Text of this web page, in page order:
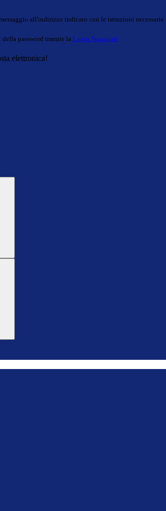
all'indirizzo indicato con le istruzioni necessarie.
della password tramite la Login Spaggiari
elettronica!